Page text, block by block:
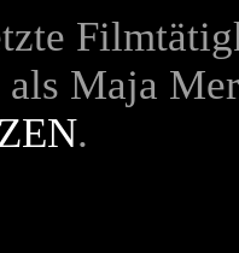
als Maja
.